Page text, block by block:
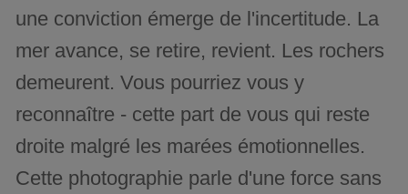
une conviction émerge de l'incertitude. La
mer avance, se retire, revient. Les rochers
demeurent. Vous pourriez vous y
reconnaître - cette part de vous qui reste
droite malgré les marées émotionnelles.
Cette photographie parle d'une force sans